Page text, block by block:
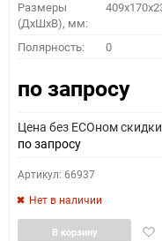
Размеры
(ДхШхВ), мм:
Полярность: 0
по запросу
Цена без ECOном
по запросу
Артикул: 66937
Нет в наличии
В корзину